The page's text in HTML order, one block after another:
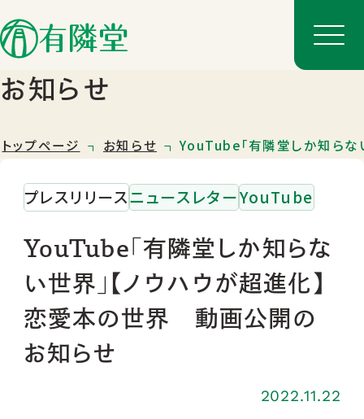
店舗一覧
店舗のご案内
お知らせ
トップページ お知らせ YouTube「有隣堂しか知ら
プレスリリースニュースレターYouTube
YouTube「有隣堂しか知らな
い世界」【ノウハウが超進化】
恋愛本の世界 動画公開の
お知らせ
2022.11.22